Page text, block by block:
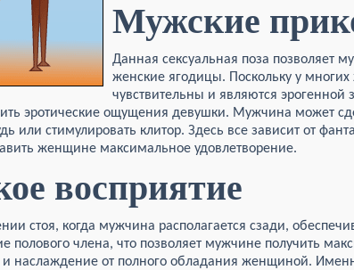
Мужские
Данная сексуальная поза позволяет
женские ягодицы. Поскольку у
чувствительны и являются эрогенной
эротические ощущения девушки. Мужчина может
или стимулировать клитор. Здесь все зависит от
женщине максимальное удовлетворение.
восприятие
стоя, когда мужчина располагается сзади,
полового члена, что позволяет мужчине получить
и наслаждение от полного обладания женщиной.